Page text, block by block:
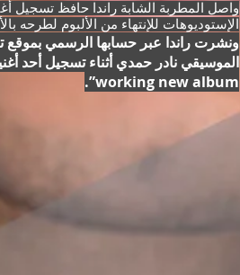
واصل المطربة الشابة راندا حافظ تسجيل
الإستوديوهات للإنتهاء من الألبوم لطرحه
ونشرت راندا عبر حسابها الرسمي بموقع
working new album”.